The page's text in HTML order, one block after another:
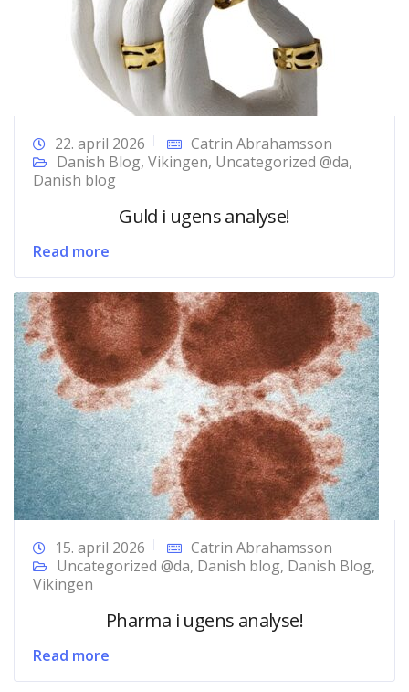
22. april 2026
Catrin Abrahamsson
Danish Blog, Vikingen, Uncategorized @da,
Danish blog
Guld i ugens analyse!
Read more
15. april 2026
Catrin Abrahamsson
Uncategorized @da, Danish blog, Danish Blog,
Vikingen
Pharma i ugens analyse!
Read more